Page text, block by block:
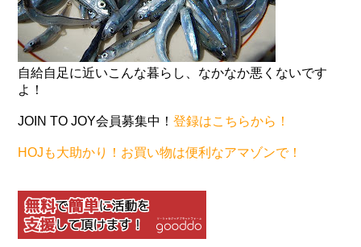
自給自足に近いこんな暮らし、なかなか悪くないです
よ！
JOIN TO JOY会員募集中！登録はこちらから！
HOJも大助かり！お買い物は便利なアマゾンで！